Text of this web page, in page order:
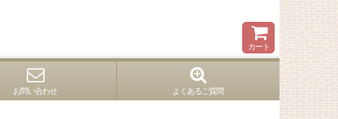
カート
お問い合わせ よくあるご質問